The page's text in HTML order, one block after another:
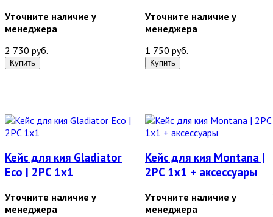
Уточните наличие у
менеджера
2 730 руб.
Уточните наличие у
менеджера
1 750 руб.
Кейс для кия Gladiator
Eco | 2PC 1x1
Уточните наличие у
менеджера
Кейс для кия Montana |
2PC 1x1 + аксессуары
Уточните наличие у
менеджера